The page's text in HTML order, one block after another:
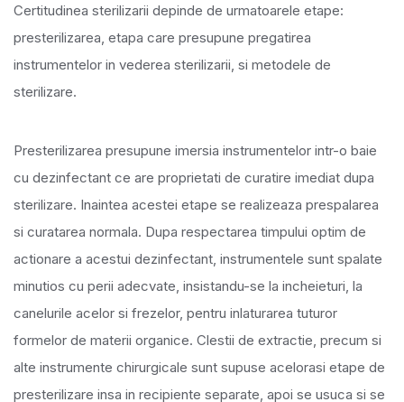
Certitudinea sterilizarii depinde de urmatoarele etape:
presterilizarea, etapa care presupune pregatirea
instrumentelor in vederea sterilizarii, si metodele de
sterilizare.
Presterilizarea presupune imersia instrumentelor intr-o baie
cu dezinfectant ce are proprietati de curatire imediat dupa
sterilizare. Inaintea acestei etape se realizeaza prespalarea
si curatarea normala. Dupa respectarea timpului optim de
actionare a acestui dezinfectant, instrumentele sunt spalate
minutios cu perii adecvate, insistandu-se la incheieturi, la
canelurile acelor si frezelor, pentru inlaturarea tuturor
formelor de materii organice. Clestii de extractie, precum si
alte instrumente chirurgicale sunt supuse acelorasi etape de
presterilizare insa in recipiente separate, apoi se usuca si se